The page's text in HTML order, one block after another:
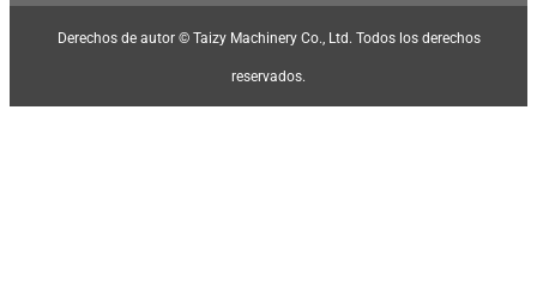
Derechos de autor © Taizy Machinery Co., Ltd. Todos los derechos
reservados.